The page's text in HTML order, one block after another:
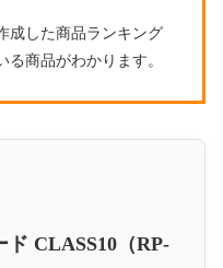
成した商品ランキング
商品がわかります。
ド CLASS10（RP-